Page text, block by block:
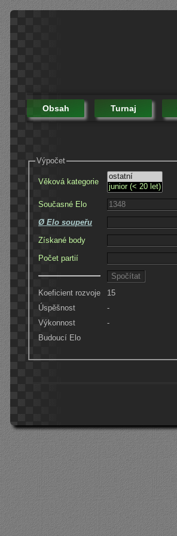
Obsah Turnaj
Výpočet
Věková kategorie
Současné Elo
Ø Elo soupeřu
Získané body
Počet partií
Koeficient rozvoje
15
Úspěšnost
-
Výkonnost
-
Budoucí Elo